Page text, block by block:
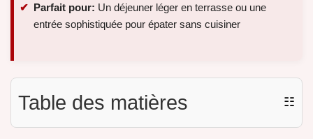
Parfait pour: Un déjeuner léger en terrasse ou une
entrée sophistiquée pour épater sans cuisiner
Table des matières ☷